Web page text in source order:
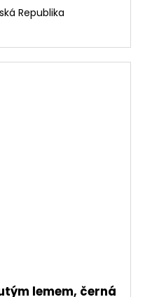
Republika
lemem, černá